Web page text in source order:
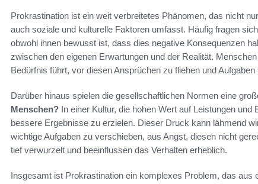
Prokrastination ist ein weit verbreitetes Phänomen, das nicht
auch soziale und kulturelle Faktoren umfasst. Häufig fragen
obwohl ihnen bewusst ist, dass dies negative Konsequenzen
zwischen den eigenen Erwartungen und der Realität.
Bedürfnis führt, vor diesen Ansprüchen zu fliehen und
Darüber hinaus spielen die gesellschaftlichen Normen eine
Menschen? In einer Kultur, die hohen Wert auf Leistungen
bessere Ergebnisse zu erzielen. Dieser Druck kann lähmend
wichtige Aufgaben zu verschieben, aus Angst, diesen nicht
tief verwurzelt und beeinflussen das Verhalten erheblich.
Insgesamt ist Prokrastination ein komplexes Problem, das